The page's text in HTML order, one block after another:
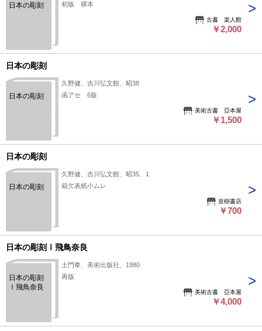
日本の彫刻
初版 裸本
古書 楽人館
￥2,000
日本の彫刻
日本の彫刻
久野健、吉川弘文館、昭38
函アセ 6版
美術古書 亞本屋
￥1,500
日本の彫刻
日本の彫刻
久野健、吉川弘文館、昭35、1
箱欠表紙小ムレ
並樹書店
￥700
日本の彫刻Ⅰ飛鳥奈良
日本の彫刻
Ⅰ飛鳥奈良
土門拳、美術出版社、1980
再版
美術古書 亞本屋
￥4,000